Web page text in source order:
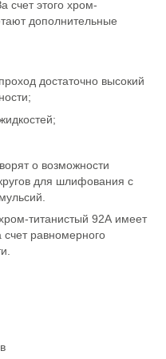
счет этого хром-
дополнительные
достаточно высокий
о возможности
для шлифования с
титанистый 92А имеет
счет равномерного